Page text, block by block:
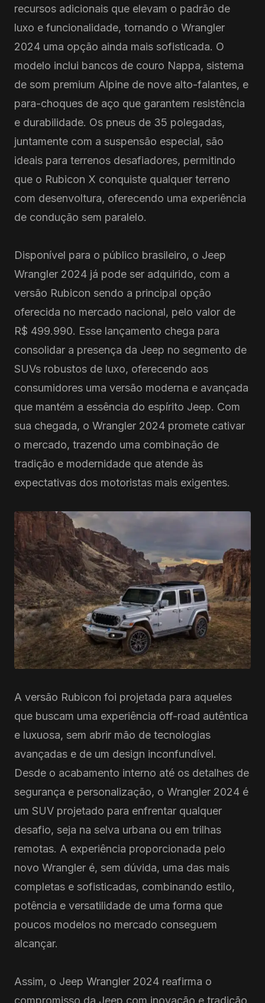
recursos adicionais que elevam o padrão de
luxo e funcionalidade, tornando o Wrangler
2024 uma opção ainda mais sofisticada. O
modelo inclui bancos de couro Nappa, sistema
de som premium Alpine de nove alto-falantes, e
para-choques de aço que garantem resistência
e durabilidade. Os pneus de 35 polegadas,
juntamente com a suspensão especial, são
ideais para terrenos desafiadores, permitindo
que o Rubicon X conquiste qualquer terreno
com desenvoltura, oferecendo uma experiência
de condução sem paralelo.
Disponível para o público brasileiro, o Jeep
Wrangler 2024 já pode ser adquirido, com a
versão Rubicon sendo a principal opção
oferecida no mercado nacional, pelo valor de
R$ 499.990. Esse lançamento chega para
consolidar a presença da Jeep no segmento de
SUVs robustos de luxo, oferecendo aos
consumidores uma versão moderna e avançada
que mantém a essência do espírito Jeep. Com
sua chegada, o Wrangler 2024 promete cativar
o mercado, trazendo uma combinação de
tradição e modernidade que atende às
expectativas dos motoristas mais exigentes.
A versão Rubicon foi projetada para aqueles
que buscam uma experiência off-road autêntica
e luxuosa, sem abrir mão de tecnologias
avançadas e de um design inconfundível.
Desde o acabamento interno até os detalhes de
segurança e personalização, o Wrangler 2024 é
um SUV projetado para enfrentar qualquer
desafio, seja na selva urbana ou em trilhas
remotas. A experiência proporcionada pelo
novo Wrangler é, sem dúvida, uma das mais
completas e sofisticadas, combinando estilo,
potência e versatilidade de uma forma que
poucos modelos no mercado conseguem
alcançar.
Assim, o Jeep Wrangler 2024 reafirma o
compromisso da Jeep com inovação e tradição,